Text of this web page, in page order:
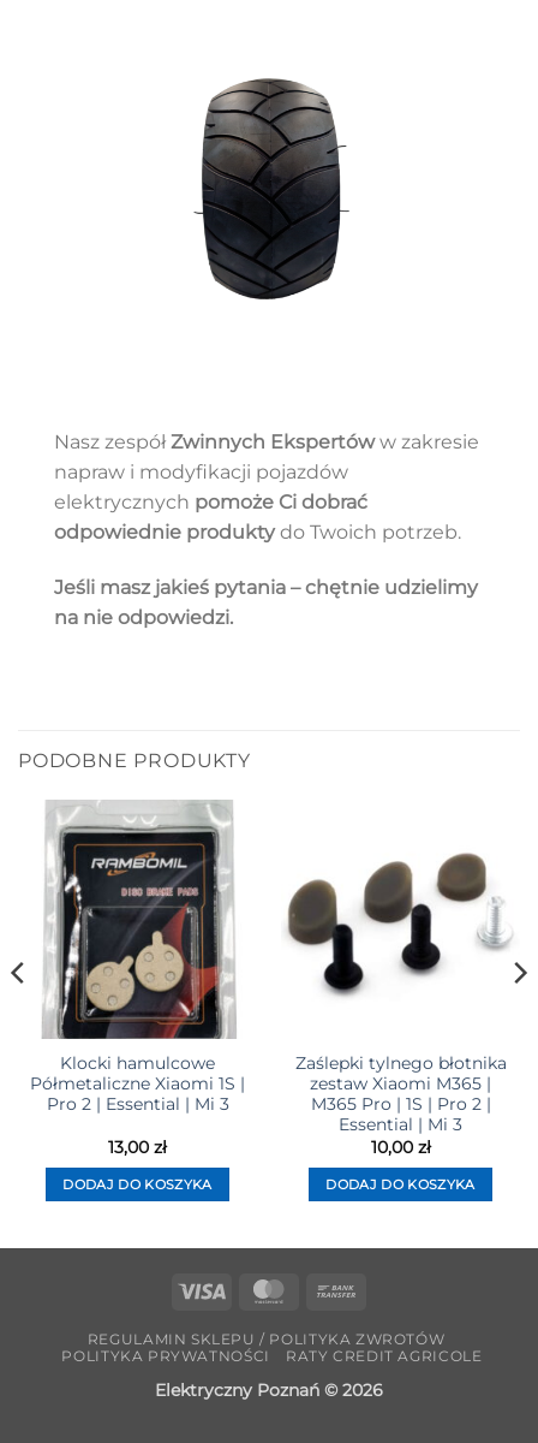
Nasz zespółZwinnych Ekspertóww zakresie
napraw i modyfikacji pojazdów
elektrycznych pomoże Ci dobrać
odpowiednie produktydo Twoich potrzeb.
Jeśli masz jakieś pytania – chętnie udzielimy
na nie odpowiedzi.
PODOBNE PRODUKTY
Klocki hamulcowe
Półmetaliczne Xiaomi 1S |
Pro 2 | Essential | Mi 3
13,00 zł
DODAJ DO KOSZYKA
Zaślepki tylnego błotnika
zestaw Xiaomi M365 |
M365 Pro | 1S | Pro 2 |
Essential | Mi 3
10,00 zł
DODAJ DO KOSZYKA
Visa MasterCard
REGULAMIN SKLEPU / POLITYKA ZWROTÓW
POLITYKA PRYWATNOŚCI
RATY CREDIT AGRICOLE
Elektryczny Poznań © 2026